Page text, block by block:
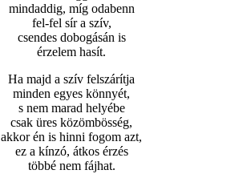
mindaddig, míg odabenn
fel-fel sír a szív,
csendes dobogásán is
érzelem hasít.
Ha majd a szív felszárítja
minden egyes könnyét,
s nem marad helyébe
csak üres közömbösség,
akkor én is hinni fogom azt,
ez a kínzó, átkos érzés
többé nem fájhat.